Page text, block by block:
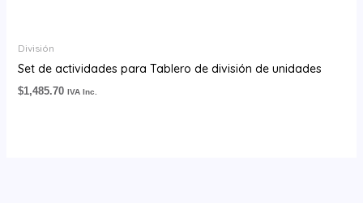
División
Set de actividades para Tablero de división de unidades
$1,485.70 IVA Inc.